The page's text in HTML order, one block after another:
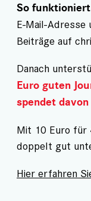
So
E-Mail-Adresse
Beiträge auf
Danach
Euro guten
spendet
Mit 10 Euro für
doppelt gut
Hier erfahren